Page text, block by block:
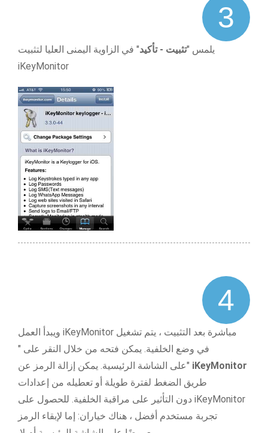
3
يلمس "تثبيت - تأكيد" في الزاوية اليمنى العليا لتثبيت
iKeyMonitor
4
مباشرة بعد التثبيت ، يتم تشغيل iKeyMonitor ويبدأ العمل
في وضع الخلفية. يمكن فتحه من خلال النقر على "
iKeyMonitor "على الشاشة الرئيسية. يمكن إزالة الرمز عن
طريق الضغط لفترة طويلة أو تعطيله من إعدادات
iKeyMonitor دون التأثير على مراقبة الخلفية. للحصول على
تجربة مستخدم أفضل ، هناك خياران: إما لإبقاء الرمز